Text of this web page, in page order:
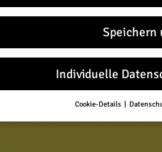
Speichern
Individuelle
Cookie-Details
Sie unter 16 Jahre alt sind und Ihre